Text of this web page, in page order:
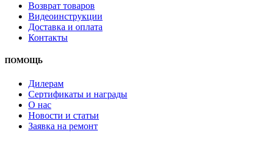
Возврат товаров
Видеоинструкции
Доставка и оплата
Контакты
ПОМОЩЬ
Дилерам
Сертификаты и награды
О нас
Новости и статьи
Заявка на ремонт